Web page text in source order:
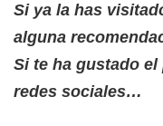
Si ya la has
alguna
Si te ha gustado
redes sociales…